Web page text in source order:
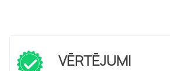
VĒRTĒJUMI